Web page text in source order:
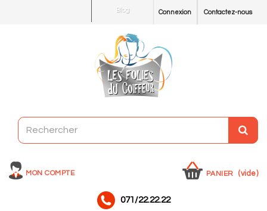
Contactez-nous
Connexion
Blog
MON COMPTE PANIER (vide)
071/22.22.22